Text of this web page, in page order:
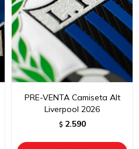
PRE-VENTA Camiseta Alt
Liverpool 2026
$ 2.590